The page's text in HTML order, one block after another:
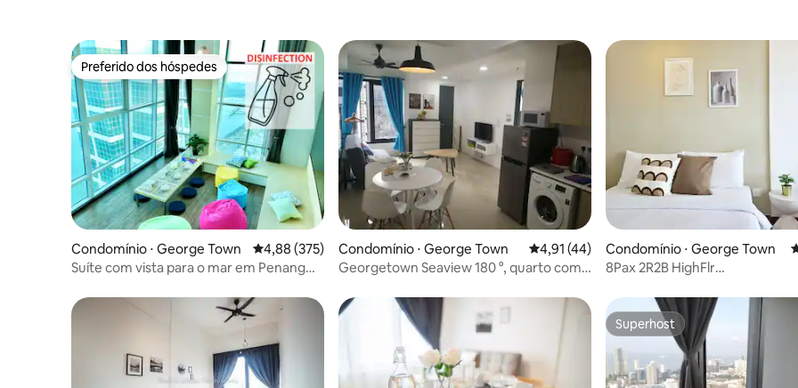
Preferido dos hóspedes
Preferido dos hóspedes
Condomínio ⋅ George Town 4,88 de uma avaliação média de 5, 375 avaliações
4,88 (375)
Suíte com vista para o mar em Penang
Condomínio ⋅ George Town 4,91 de uma avaliação média de 5, 44
4,91 (44)
Georgetown Seaview 180 °, quarto com
Condomínio ⋅ George Town
8Pax 2R2B HighFlr
camas de casal, 2 camas de
banheiros
Superhost
Superhost